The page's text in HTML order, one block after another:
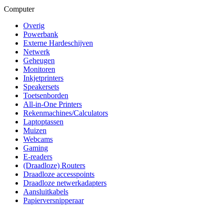
Computer
Overig
Powerbank
Externe Hardeschijven
Netwerk
Geheugen
Monitoren
Inkjetprinters
Speakersets
Toetsenborden
All-in-One Printers
Rekenmachines/Calculators
Laptoptassen
Muizen
Webcams
Gaming
E-readers
(Draadloze) Routers
Draadloze accesspoints
Draadloze netwerkadapters
Aansluitkabels
Papierversnipperaar